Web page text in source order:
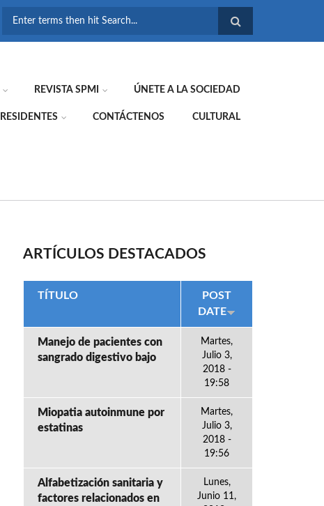
REVISTA SPMI ÚNETE A LA SOCIEDAD
RESIDENTES CONTÁCTENOS CULTURAL
ARTÍCULOS DESTACADOS
TÍTULO
POST
DATE
Manejo de pacientes con
sangrado digestivo bajo
Martes,
Julio 3,
2018 -
19:58
Miopatia autoinmune por
estatinas
Martes,
Julio 3,
2018 -
19:56
Alfabetización sanitaria y
factores relacionados en
Lunes,
Junio 11,